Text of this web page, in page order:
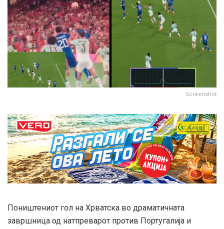
Screenshot
Поништениот гол на Хрватска во драматичната
завршница од натпреварот против Португалија и